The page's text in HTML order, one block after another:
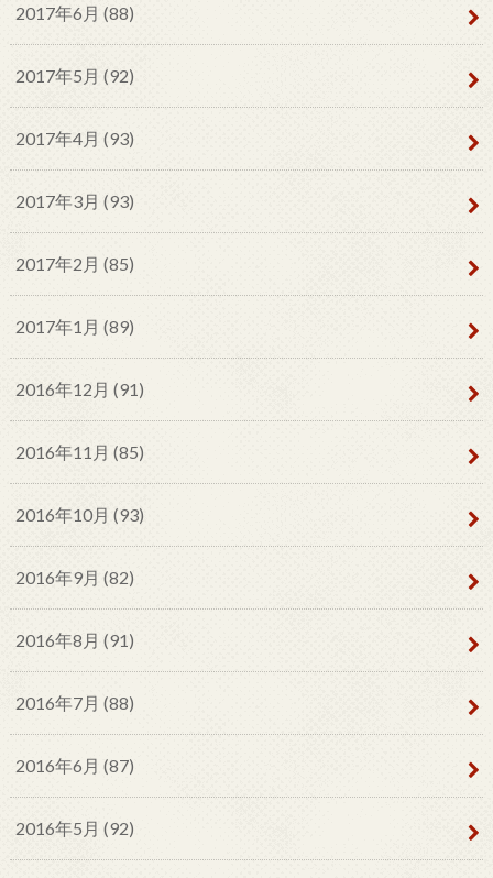
2017年6月 (88)
2017年5月 (92)
2017年4月 (93)
2017年3月 (93)
2017年2月 (85)
2017年1月 (89)
2016年12月 (91)
2016年11月 (85)
2016年10月 (93)
2016年9月 (82)
2016年8月 (91)
2016年7月 (88)
2016年6月 (87)
2016年5月 (92)